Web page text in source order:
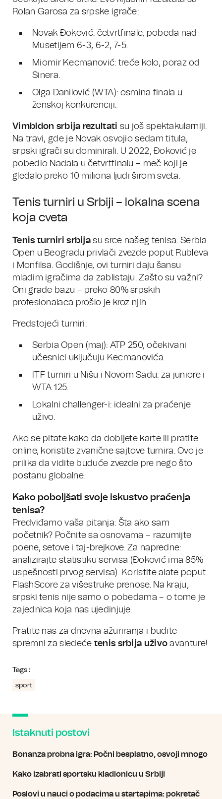
Rolan Garosa za srpske igrače:
Novak Đoković: četvrtfinale, pobeda nad
Musetijem 6-3, 6-2, 7-5.
Miomir Kecmanović: treće kolo, poraz od
Sinera.
Olga Danilović (WTA): osmina finala u
ženskoj konkurenciji.
Vimbldon srbija rezultati su još spektakularniji.
Na travi, gde je Novak osvojio sedam titula,
srpski igrači su dominirali. U 2022, Đoković je
pobedio Nadala u četvrtfinalu – meč koji je
gledalo preko 10 miliona ljudi širom sveta.
Tenis turniri u Srbiji – lokalna scena
koja cveta
Tenis turniri srbija su srce našeg tenisa. Serbia
Open u Beogradu privlači zvezde poput Rubleva
i Monfilsa. Godišnje, ovi turniri daju šansu
mladim igračima da zablistaju. Zašto su važni?
Oni grade bazu – preko 80% srpskih
profesionalaca prošlo je kroz njih.
Predstojeći turniri:
Serbia Open (maj): ATP 250, očekivani
učesnici uključuju Kecmanovića.
ITF turniri u Nišu i Novom Sadu: za juniore i
WTA 125.
Lokalni challenger-i: idealni za praćenje
uživo.
Ako se pitate kako da dobijete karte ili pratite
online, koristite zvanične sajtove turnira. Ovo je
prilika da vidite buduće zvezde pre nego što
postanu globalne.
Kako poboljšati svoje iskustvo praćenja
tenisa?
Predviđamo vaša pitanja: Šta ako sam
početnik? Počnite sa osnovama – razumijte
poene, setove i taj-brejkove. Za napredne:
analizirajte statistiku servisa (Đoković ima 85%
uspešnosti prvog servisa). Koristite alate poput
FlashScore za višestruke prenose. Na kraju,
srpski tenis nije samo o pobedama – o tome je
zajednica koja nas ujedinjuje.
Pratite nas za dnevna ažuriranja i budite
spremni za sledeće tenis srbija uživo avanture!
Tags :
sport
Istaknuti postovi
Bonanza probna igra: Počni besplatno, osvoji mnogo
Kako izabrati sportsku kladionicu u Srbiji
Poslovi u nauci o podacima u startapima: pokretač